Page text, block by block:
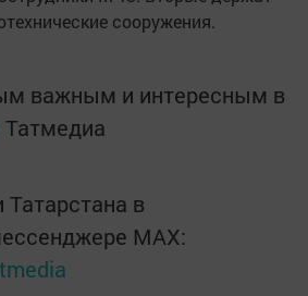
сооружения.
важным и интересным в
Татмедиа
Татарстана в
MАХ: